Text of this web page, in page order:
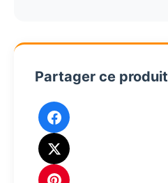
blanc
Partager ce produit